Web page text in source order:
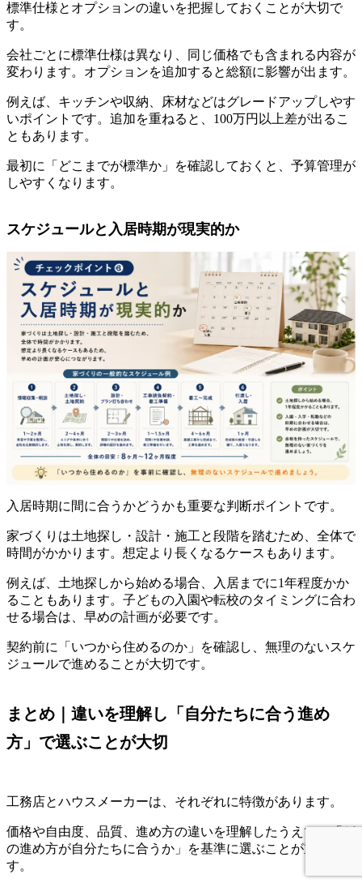
標準仕様とオプションの違いを把握しておくことが大切で
す。
会社ごとに標準仕様は異なり、同じ価格でも含まれる内容が
変わります。オプションを追加すると総額に影響が出ます。
例えば、キッチンや収納、床材などはグレードアップしやす
いポイントです。追加を重ねると、100万円以上差が出るこ
ともあります。
最初に「どこまでが標準か」を確認しておくと、予算管理が
しやすくなります。
スケジュールと入居時期が現実的か
入居時期に間に合うかどうかも重要な判断ポイントです。
家づくりは土地探し・設計・施工と段階を踏むため、全体で
時間がかかります。想定より長くなるケースもあります。
例えば、土地探しから始める場合、入居までに1年程度かか
ることもあります。子どもの入園や転校のタイミングに合わ
せる場合は、早めの計画が必要です。
契約前に「いつから住めるのか」を確認し、無理のないスケ
ジュールで進めることが大切です。
まとめ｜違いを理解し「自分たちに合う進め
方」で選ぶことが大切
工務店とハウスメーカーは、それぞれに特徴があります。
価格や自由度、品質、進め方の違いを理解したうえで、「ど
の進め方が自分たちに合うか」を基準に選ぶことが重要で
す。